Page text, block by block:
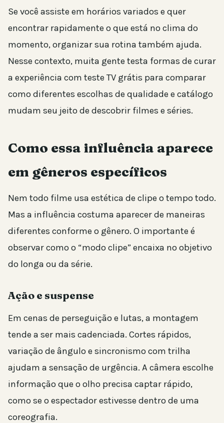
Se você assiste em horários variados e quer
encontrar rapidamente o que está no clima do
momento, organizar sua rotina também ajuda.
Nesse contexto, muita gente testa formas de curar
a experiência com teste TV grátis para comparar
como diferentes escolhas de qualidade e catálogo
mudam seu jeito de descobrir filmes e séries.
Como essa influência aparece
em gêneros específicos
Nem todo filme usa estética de clipe o tempo todo.
Mas a influência costuma aparecer de maneiras
diferentes conforme o gênero. O importante é
observar como o “modo clipe” encaixa no objetivo
do longa ou da série.
Ação e suspense
Em cenas de perseguição e lutas, a montagem
tende a ser mais cadenciada. Cortes rápidos,
variação de ângulo e sincronismo com trilha
ajudam a sensação de urgência. A câmera escolhe
informação que o olho precisa captar rápido,
como se o espectador estivesse dentro de uma
coreografia.